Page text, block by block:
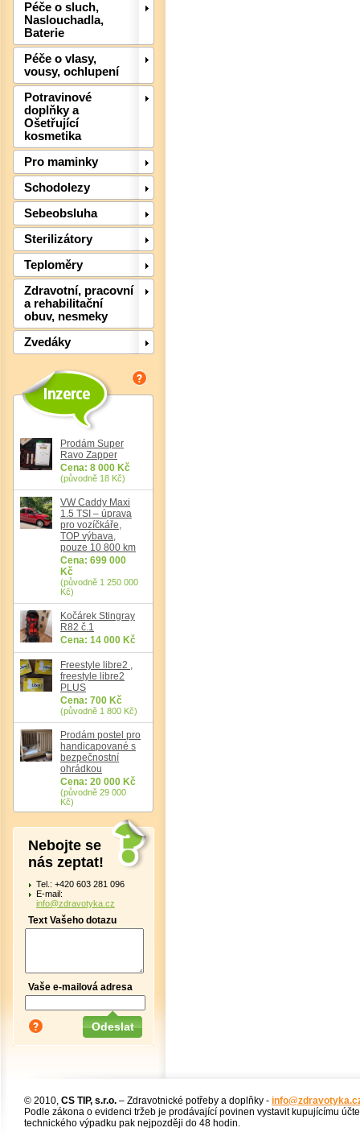
Péče o sluch,
Naslouchadla,
Baterie
Péče o vlasy,
vousy, ochlupení
Potravinové
doplňky a
Ošetřující
kosmetika
Pro maminky
Schodolezy
Sebeobsluha
Sterilizátory
Teploměry
Zdravotní, pracovní
a rehabilitační
obuv, nesmeky
Zvedáky
Prodám Super
Ravo Zapper
Cena: 8 000 Kč
(původně 18 Kč)
VW Caddy Maxi
1.5 TSI – úprava
pro vozíčkáře,
TOP výbava,
pouze 10 800 km
Cena: 699 000
Kč
(původně 1 250 000
Kč)
Kočárek Stingray
R82 č.1
Cena: 14 000 Kč
Freestyle libre2 ,
freestyle libre2
PLUS
Cena: 700 Kč
(původně 1 800 Kč)
Prodám postel pro
handicapované s
bezpečnostní
ohrádkou
Cena: 20 000 Kč
(původně 29 000
Kč)
Nebojte se
nás zeptat!
Tel.: +420 603 281 096
E-mail:
info@zdravotyka.cz
Text Vašeho dotazu
Vaše e-mailová adresa
© 2010, CS TIP, s.r.o. – Zdravotnické potřeby a doplňky -
Podle zákona o evidenci tržeb je prodávající povinen vystavit kupujícímu
technického výpadku pak nejpozději do 48 hodin.